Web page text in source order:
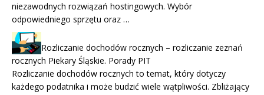
niezawodnych rozwiązań hostingowych. Wybór
odpowiedniego sprzętu oraz …
Rozliczanie dochodów rocznych – rozliczanie zeznań
rocznych Piekary Śląskie. Porady PIT
Rozliczanie dochodów rocznych to temat, który dotyczy
każdego podatnika i może budzić wiele wątpliwości. Zbliżający